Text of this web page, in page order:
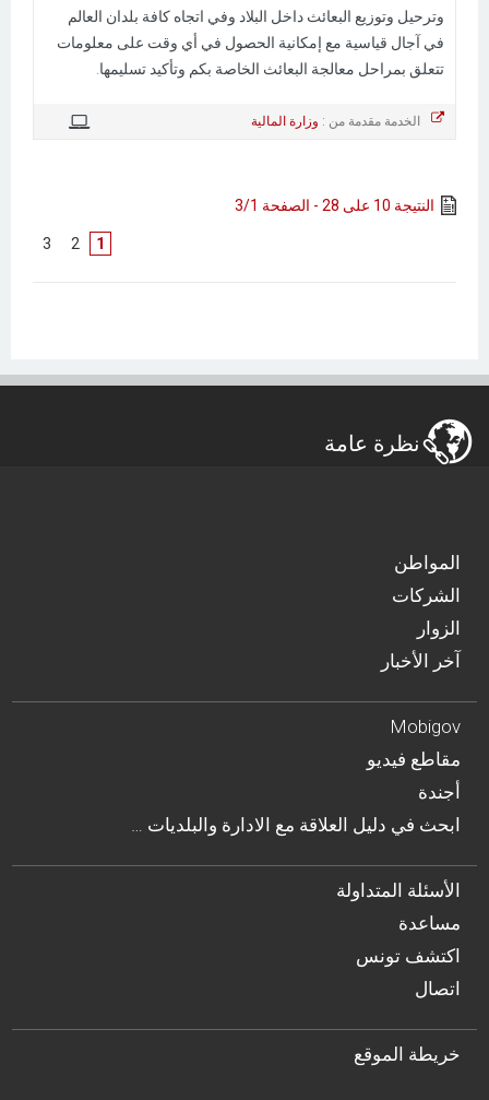
وترحيل وتوزيع البعائث داخل البلاد وفي اتجاه كافة بلدان العالم
في آجال قياسية مع إمكانية الحصول في أي وقت على معلومات
تتعلق بمراحل معالجة البعائث الخاصة بكم وتأكيد تسليمها.
الخدمة مقدمة من : وزارة المالية
النتيجة 10 على 28 - الصفحة 3/1
1
2
3
نظرة عامة
المواطن
الشركات
الزوار
آخر الأخبار
Mobigov
مقاطع فيديو
أجندة
… ابحث في دليل العلاقة مع الادارة والبلديات
الأسئلة المتداولة
مساعدة
اكتشف تونس
اتصال
خريطة الموقع